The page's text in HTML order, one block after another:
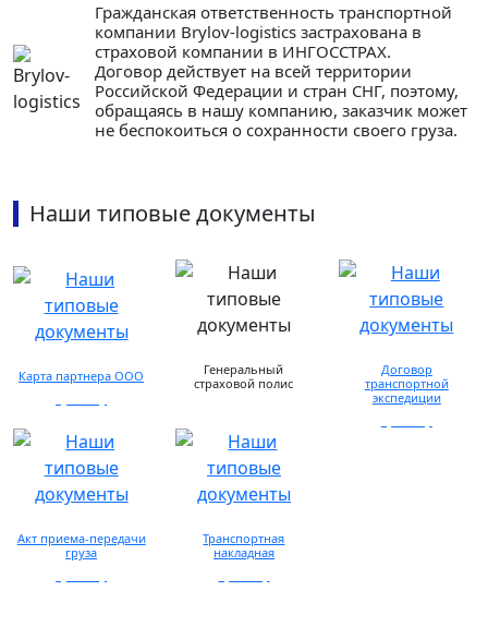
Гражданская ответственность транспортной
компании Brylov-logistics застрахована в
страховой компании в ИНГОСCТРАХ.
Договор действует на всей территории
Российской Федерации и стран СНГ, поэтому,
обращаясь в нашу компанию, заказчик может
не беспокоиться о сохранности своего груза.
Наши типовые документы
Карта партнера ООО
Генеральный
страховой полис
Договор
транспортной
экспедиции
Акт приема-передачи
груза
Транспортная
накладная